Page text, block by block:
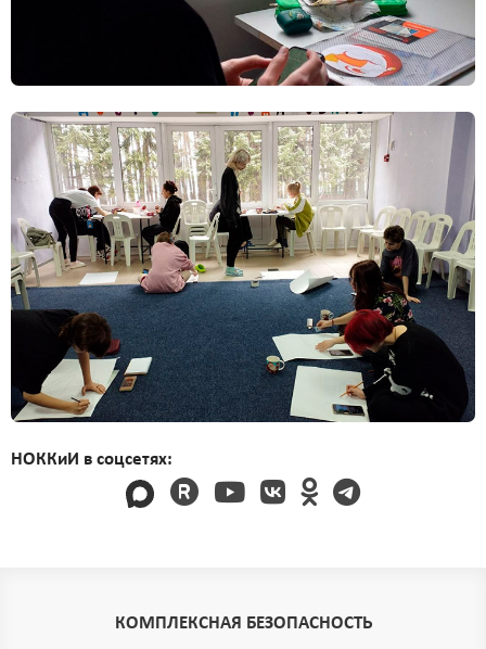
НОККиИ в соцсетях:
КОМПЛЕКСНАЯ БЕЗОПАСНОСТЬ